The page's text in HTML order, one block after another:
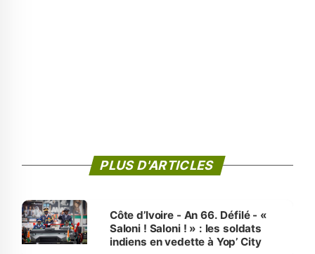
PLUS D'ARTICLES
Côte d’Ivoire - An 66. Défilé - «
Saloni ! Saloni ! » : les soldats
indiens en vedette à Yop’ City